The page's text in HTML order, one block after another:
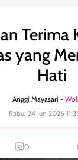
Terima
yang
Hati
Anggi Mayasari -
Rabu, 24 Jun 2026
0